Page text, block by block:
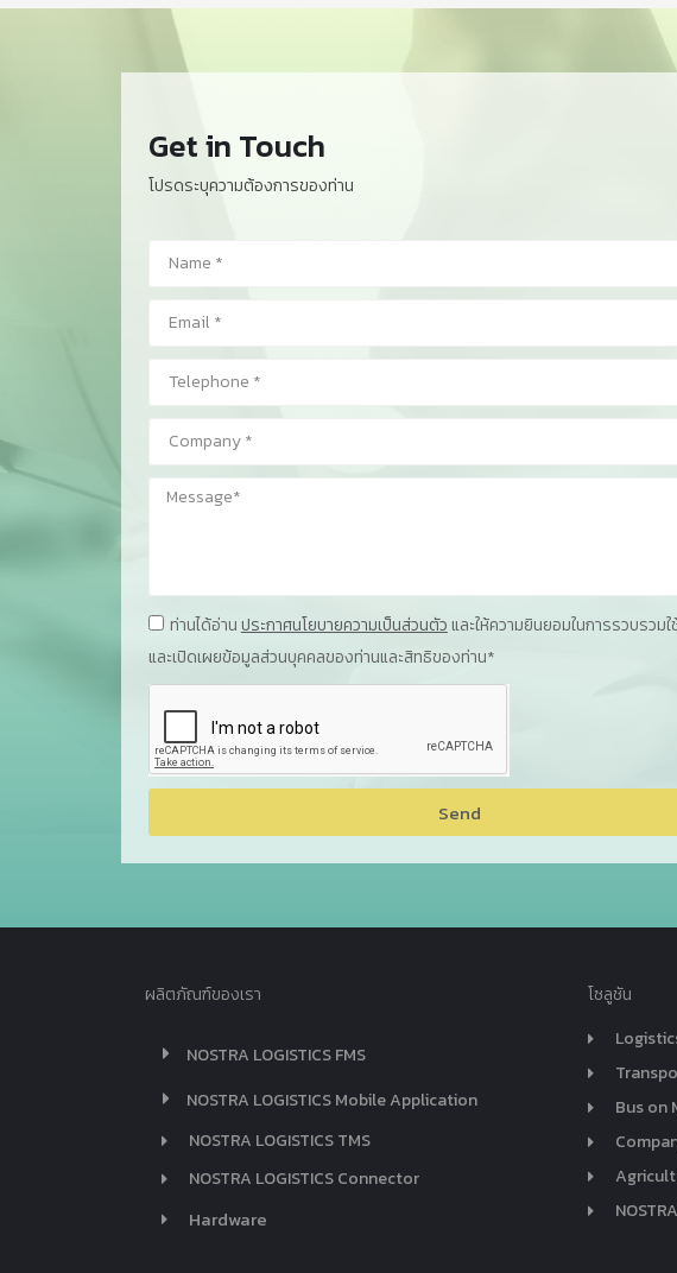
Get in Touch
โปรดระบุความต้องการของท่าน
ท่านได้อ่านประกาศนโยบายความเป็นส่วนตัว และให้ความยินยอมในการรวบรวม
และเปิดเผยข้อมูลส่วนบุคคลของท่านและสิทธิของท่าน*
Send
ผลิตภัณฑ์ของเรา
NOSTRA LOGISTICS FMS
NOSTRA LOGISTICS Mobile Application
NOSTRA LOGISTICS TMS
NOSTRA LOGISTICS Connector
Hardware
โซลูชัน
Bus on